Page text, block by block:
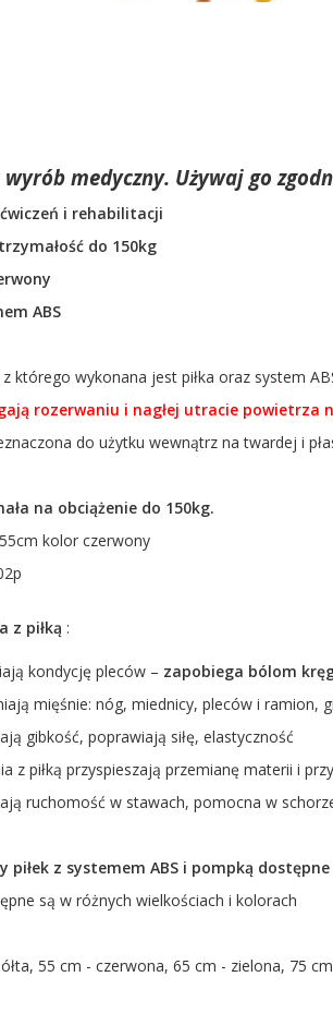
wyrób medyczny. Używaj go
ćwiczeń i rehabilitacji
do 150kg
ABS
z którego wykonana jest piłka oraz system
rozerwaniu i nagłej utracie powietrza
do użytku wewnątrz na twardej i
na obciążenie do 150kg.
kolor czerwony
z piłką :
kondycję pleców – zapobiega bólom
mięśnie: nóg, miednicy, pleców i ramion,
gibkość, poprawiają siłę, elastyczność
z piłką przyspieszają przemianę materii i
ruchomość w stawach, pomocna w
piłek z systemem ABS i pompką
są w różnych wielkościach i kolorach
55 cm - czerwona, 65 cm - zielona, 75